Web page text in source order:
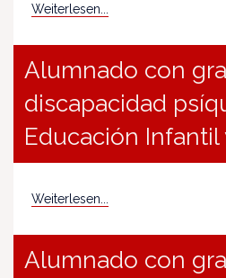
Weiterlesen...
Alumnado con
discapacidad
Educación Infantil
Weiterlesen...
Alumnado con